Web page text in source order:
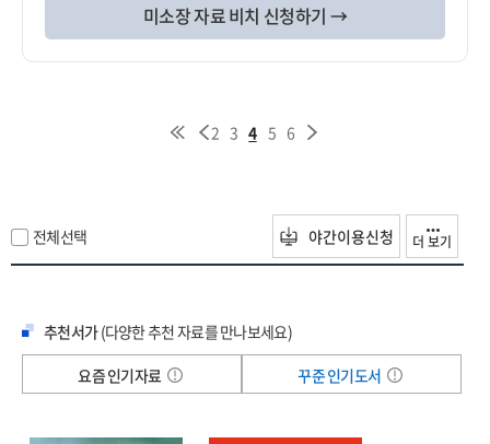
미소장 자료 비치 신청하기 →
2 3 4 5 6
전체선택 야간이용신청 더 보기
추천서가(다양한 추천 자료를 만나보세요)
요즘 인기자료
꾸준 인기도서